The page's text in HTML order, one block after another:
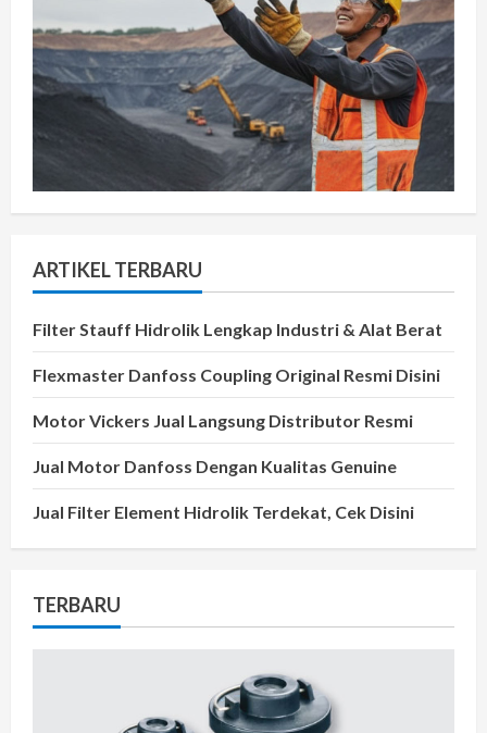
ARTIKEL TERBARU
Filter Stauff Hidrolik Lengkap Industri & Alat Berat
Flexmaster Danfoss Coupling Original Resmi Disini
Motor Vickers Jual Langsung Distributor Resmi
Jual Motor Danfoss Dengan Kualitas Genuine
Jual Filter Element Hidrolik Terdekat, Cek Disini
TERBARU